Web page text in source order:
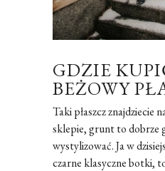
GDZIE
BEŻOWY
Taki płaszcz znajdziecie
sklepie, grunt to dobrze
wystylizować. Ja w
czarne klasyczne botki,